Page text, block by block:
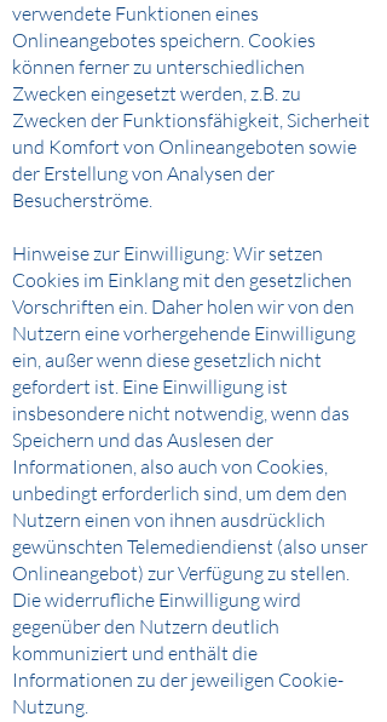
verwendete Funktionen eines
Onlineangebotes speichern. Cookies
können ferner zu unterschiedlichen
Zwecken eingesetzt werden, z.B. zu
Zwecken der Funktionsfähigkeit, Sicherheit
und Komfort von Onlineangeboten sowie
der Erstellung von Analysen der
Besucherströme.
Hinweise zur Einwilligung: Wir setzen
Cookies im Einklang mit den gesetzlichen
Vorschriften ein. Daher holen wir von den
Nutzern eine vorhergehende Einwilligung
ein, außer wenn diese gesetzlich nicht
gefordert ist. Eine Einwilligung ist
insbesondere nicht notwendig, wenn das
Speichern und das Auslesen der
Informationen, also auch von Cookies,
unbedingt erforderlich sind, um dem den
Nutzern einen von ihnen ausdrücklich
gewünschten Telemediendienst (also unser
Onlineangebot) zur Verfügung zu stellen.
Die widerrufliche Einwilligung wird
gegenüber den Nutzern deutlich
kommuniziert und enthält die
Informationen zu der jeweiligen Cookie-
Nutzung.